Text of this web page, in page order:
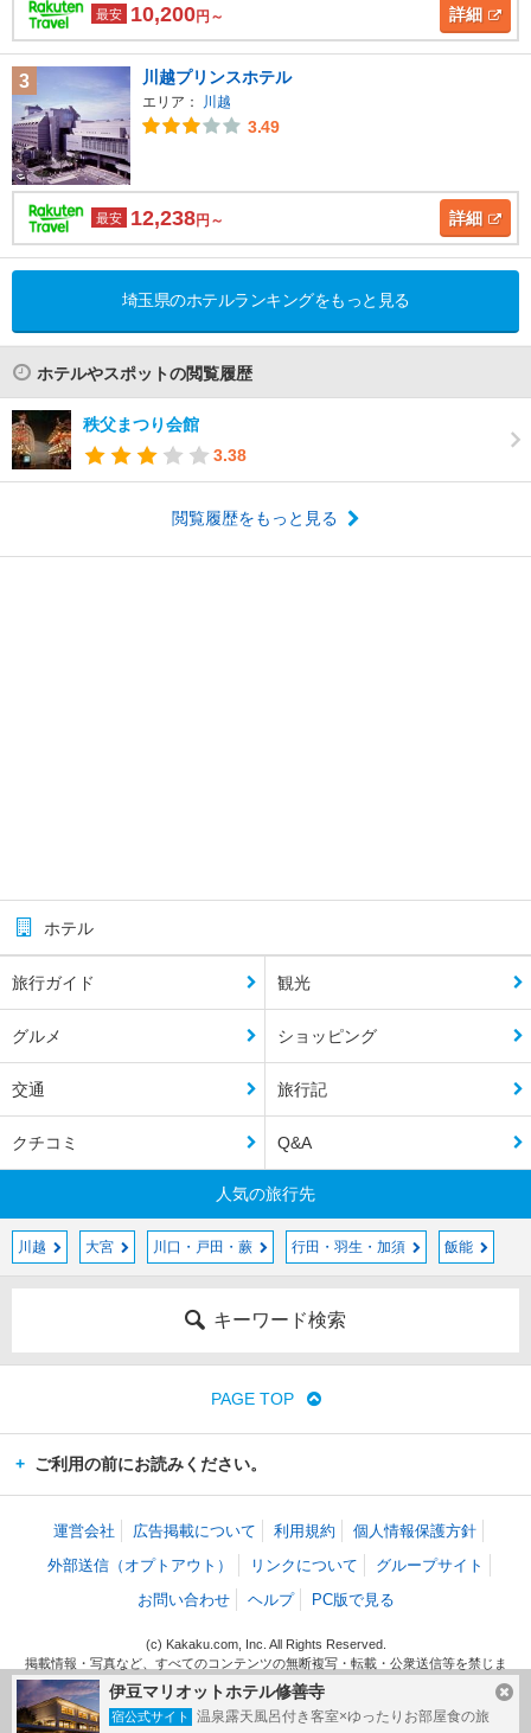
最安 10,200円～ 詳細
3 川越プリンスホテル
エリア： 川越
3.49
最安 12,238円～ 詳細
埼玉県のホテルランキングをもっと見る
ホテルやスポットの閲覧履歴
秩父まつり会館
3.38
閲覧履歴をもっと見る
伊豆マリオットホテル修善寺
宿公式サイト 温泉露天風呂付き客室×ゆったりお部屋食の旅
ホテル
旅行ガイド 観光
グルメ ショッピング
交通 旅行記
クチコミ Q&A
人気の旅行先
川越 大宮 川口・戸田・蕨 行田・羽生・加須 飯能
キーワード検索
PAGE TOP
ご利用の前にお読みください。
運営会社 広告掲載について 利用規約
個人情報保護方針
外部送信（オプトアウト）
リンクについて
グループサイト
お問い合わせ
ヘルプ PC版で見る
(c) Kakaku.com, Inc. All Rights Reserved.
掲載情報・写真など、すべてのコンテンツの無断複写・転載・公衆送信等を禁じま